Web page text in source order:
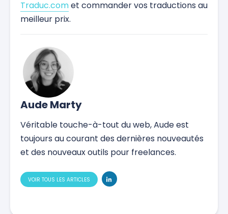
Traduc.comet commander vos traductions au
meilleur prix.
Aude Marty
Véritable touche-à-tout du web, Aude est
toujours au courant des dernières nouveautés
et des nouveaux outils pour freelances.
VOIR TOUS LES ARTICLES